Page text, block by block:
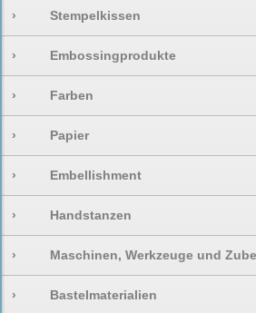
› Stempelkissen
› Embossingprodukte
› Farben
› Papier
› Embellishment
› Handstanzen
› Maschinen, Werkzeuge und
› Bastelmaterialien